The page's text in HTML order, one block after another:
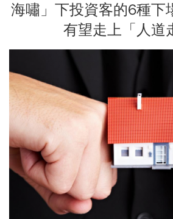
海嘯」下投資客的6種下
有望走上「人道